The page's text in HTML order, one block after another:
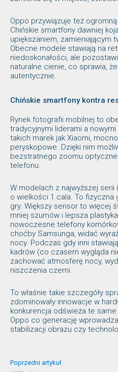
Oppo przywiązuje też
Chińskie smartfony dawniej
upiększaniem, zamieniającym
Obecne modele stawiają na
niedoskonałości, ale
naturalne cienie, co sprawia,
autentycznie.
Chińskie smartfony kontra
Rynek fotografii mobilnej to
tradycyjnymi liderami a
takich marek jak Xiaomi,
peryskopowe. Dzięki nim
bezstratnego zoomu
telefonu.
W modelach z najwyższej serii
o wielkości 1 cala. To fizyczna
gry. Większy sensor to więcej
mniej szumów i lepsza
nowoczesne telefony
choćby Samsunga, widać
nocy. Podczas gdy inni
kadrów (co czasem wygląda
zachować atmosferę nocy,
niszczenia czerni.
To właśnie takie szczegóły
zdominowały innowacje w
konkurencja odświeża te
Oppo co generację
stabilizacji obrazu czy
Poprzedni artykuł